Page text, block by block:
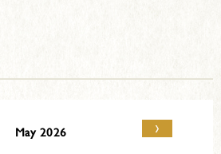
May 2026 ›